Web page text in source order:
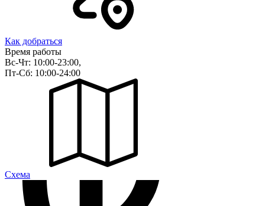
Как добраться
Время работы
Вс-Чт: 10:00-23:00,
Пт-Сб: 10:00-24:00
Cхема